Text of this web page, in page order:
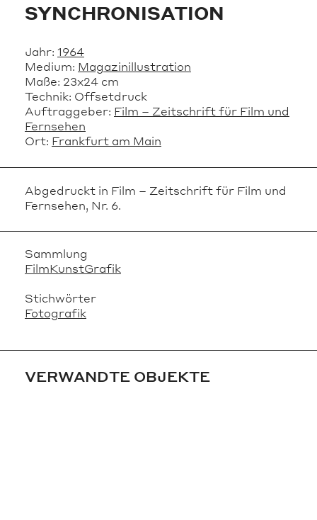
SYNCHRONISATION
Jahr: 1964
Medium: Magazinillustration
Maße: 23x24 cm
Technik: Offsetdruck
Auftraggeber: Film – Zeitschrift für Film und
Fernsehen
Ort: Frankfurt am Main
Abgedruckt in Film – Zeitschrift für Film und
Fernsehen, Nr. 6.
Sammlung
FilmKunstGrafik
Stichwörter
Fotografik
VERWANDTE OBJEKTE